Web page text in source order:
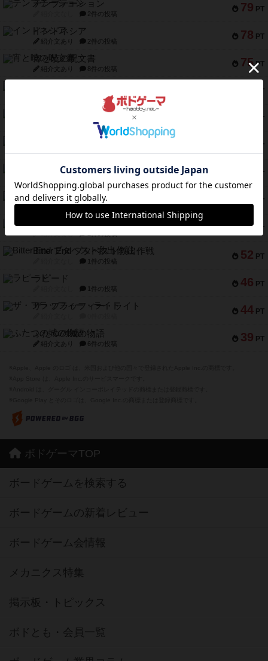
79 PT
テンプテーション
2件の投稿
78 PT
インドネシア
紹介文あり 2件の投稿
75 PT
宵と暁の呪文書
紹介文あり 8件の投稿
PT
9件の投稿
PT
1件の投稿
PT
PT
スペクタキュラー
PT
スモールワールド
紹介文あり 13件の投稿
58 PT
52 PT
Bitter End ブタペスト救出作戦
1件の投稿
46 PT
ラピード
1件の投稿
44 PT
ザ・フラッフィー・ライト
39 PT
ふたつの城の物語
紹介文あり 6件の投稿
ボドゲーマTOP
ボードゲームを検索する
ボードゲームの新着レビュー
ボードゲーム会情報
メカニクス特集
掲示板・トピックス
ボドとも・会員一覧